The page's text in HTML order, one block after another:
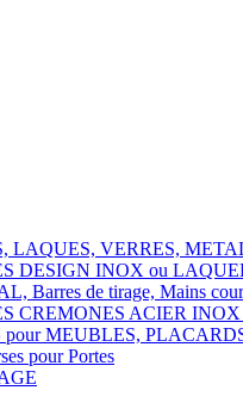
LAQUES, VERRES,
DESIGN INOX ou
Barres de tirage, Mains
CREMONES ACIER
pour MEUBLES,
pour Portes